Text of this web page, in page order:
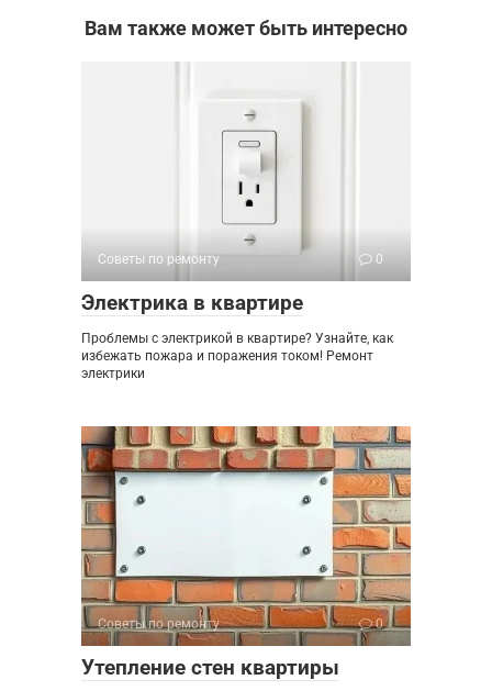
Вам также может быть интересно
Советы по ремонту 0
Электрика в квартире
Проблемы с электрикой в квартире? Узнайте, как
избежать пожара и поражения током! Ремонт
электрики
Советы по ремонту 0
Утепление стен квартиры